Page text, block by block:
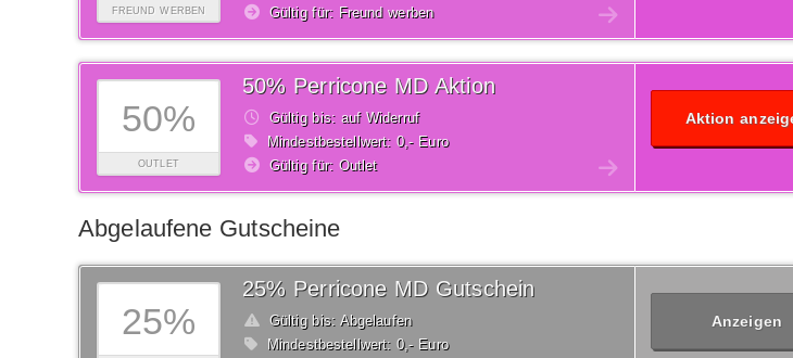
FREUND WERBEN
Gültig für: Freund werben
50%
OUTLET
50% Perricone MD Aktion
Gültig bis: auf Widerruf
Mindestbestellwert: 0,- Euro
Gültig für: Outlet
Aktion
Abgelaufene Gutscheine
25%
25% Perricone MD Gutschein
Gültig bis: Abgelaufen
Mindestbestellwert: 0,- Euro
Anzeigen